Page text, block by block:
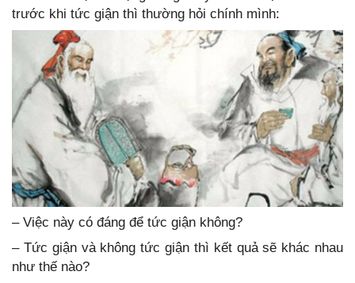
trước khi tức giận thì thường hỏi chính mình:
– Việc này có đáng để tức giận không?
– Tức giận và không tức giận thì kết quả sẽ khác nhau
như thế nào?